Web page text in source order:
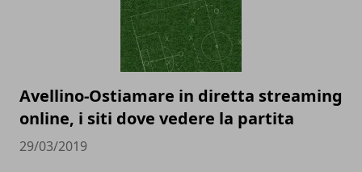
Avellino-Ostiamare in diretta streaming
online, i siti dove vedere la partita
29/03/2019